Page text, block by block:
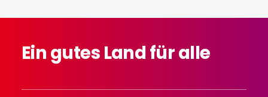
EingutesLandfüralle